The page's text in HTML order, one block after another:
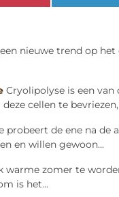
nieuwe trend op
Cryolipolyse is een
cellen te bevriezen,
probeert de ene na de
en willen gewoon...
warme zomer te
is het...